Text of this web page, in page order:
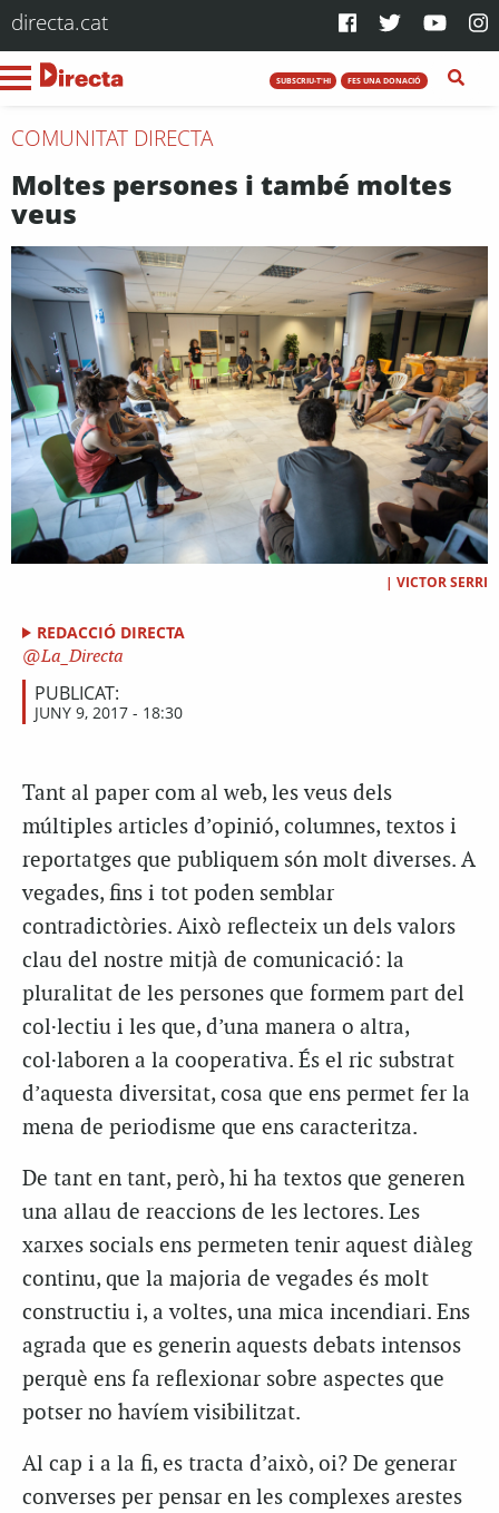
directa.cat
SUBSCRIU-T'HI FES UNA DONACIÓ
COMUNITAT DIRECTA
Moltes persones i també moltes
veus
| VICTOR SERRI
REDACCIÓ DIRECTA
La_Directa
PUBLICAT:
JUNY 9, 2017 - 18:30
Tant al paper com al web, les veus dels
múltiples articles d’opinió, columnes, textos i
reportatges que publiquem són molt diverses. A
vegades, fins i tot poden semblar
contradictòries. Això reflecteix un dels valors
clau del nostre mitjà de comunicació: la
pluralitat de les persones que formem part del
col·lectiu i les que, d’una manera o altra,
col·laboren a la cooperativa. És el ric substrat
d’aquesta diversitat, cosa que ens permet fer la
mena de periodisme que ens caracteritza.
De tant en tant, però, hi ha textos que generen
una allau de reaccions de les lectores. Les
xarxes socials ens permeten tenir aquest diàleg
continu, que la majoria de vegades és molt
constructiu i, a voltes, una mica incendiari. Ens
agrada que es generin aquests debats intensos
perquè ens fa reflexionar sobre aspectes que
potser no havíem visibilitzat.
Al cap i a la fi, es tracta d’això, oi? De generar
converses per pensar en les complexes arestes